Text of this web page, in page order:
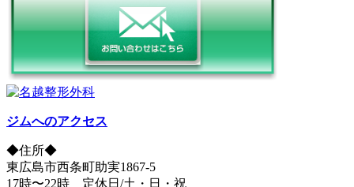
ジムへのアクセス
◆住所◆
東広島市西条町助実1867-5
17時〜22時 定休日/土・日・祝